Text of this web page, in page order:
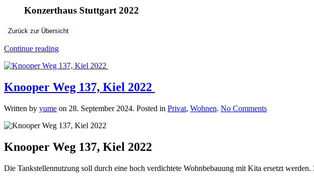
Konzerthaus Stuttgart 2022
Zurück zur Übersicht
Continue reading
Knooper Weg 137, Kiel 2022
Written by yume on 28. September 2024. Posted in Privat, Wohnen. No Commentson
Knooper Weg 137, Kiel 2022
Die Tankstellennutzung soll durch eine hoch verdichtete Wohnbebauung mit Kita ersetzt